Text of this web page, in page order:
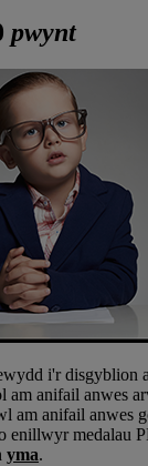
pwynt
i'r disgyblion
am anifail anwes
am anifail anwes
enillwyr medalau
yma.